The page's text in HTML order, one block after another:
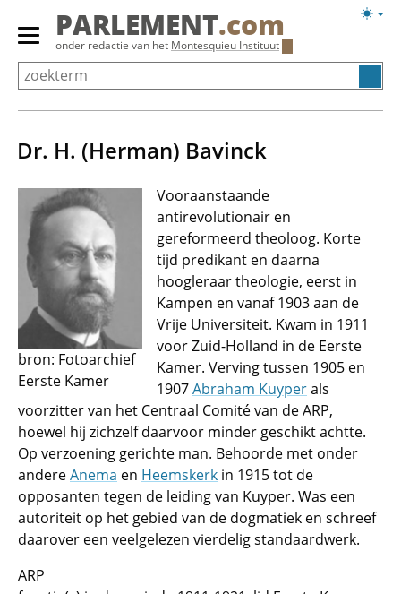
Overslaan
Primair
menu
tonen/verbergen
PARLEMENT.com
onder redactie van het Montesquieu Instituut
Dr. H. (Herman) Bavinck
bron: Fotoarchief
Eerste Kamer
Vooraanstaande
antirevolutionair en
gereformeerd theoloog. Korte
tijd predikant en daarna
hoogleraar theologie, eerst in
Kampen en vanaf 1903 aan de
Vrije Universiteit. Kwam in 1911
voor Zuid-Holland in de Eerste
Kamer. Verving tussen 1905 en
1907Abraham Kuyperals
voorzitter van het Centraal Comité van de ARP,
hoewel hij zichzelf daarvoor minder geschikt achtte.
Op verzoening gerichte man. Behoorde met onder
andereAnema en Heemskerk in 1915 tot de
opposanten tegen de leiding van Kuyper. Was een
autoriteit op het gebied van de dogmatiek en schreef
daarover een veelgelezen vierdelig standaardwerk.
ARP